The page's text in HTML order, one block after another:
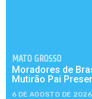
MATO GROSSO
Moradores de
Mutirão Pai
6 DE AGOSTO DE 2026